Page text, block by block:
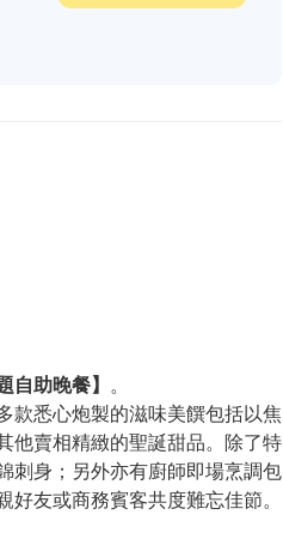
自助晚餐】
。
款悉心炮製的滋味美饌包括以焦
他賣相精緻的聖誕甜品。除了特
刺身；另外亦有廚師即場烹調包
友或商務賓客共度難忘佳節。